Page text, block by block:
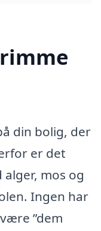
din bolig, der
er det
mos og
Ingen har
”dem